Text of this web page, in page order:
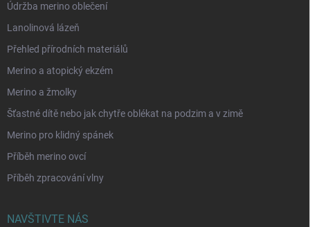
Údržba merino oblečení
Lanolinová lázeň
Přehled přírodních materiálů
Merino a atopický ekzém
Merino a žmolky
Šťastné dítě nebo jak chytře oblékat na podzim a v zimě
Merino pro klidný spánek
Příběh merino ovcí
Příběh zpracování vlny
NAVŠTIVTE NÁS